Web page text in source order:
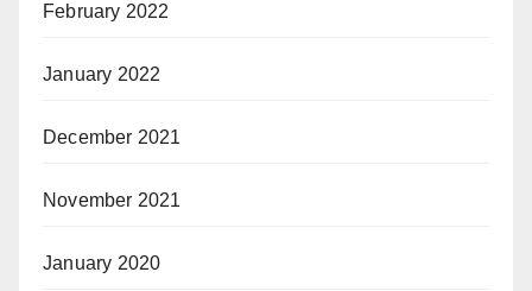
February 2022
January 2022
December 2021
November 2021
January 2020